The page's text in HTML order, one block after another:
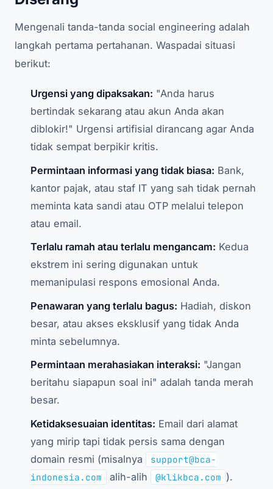
Mengenali tanda-tanda social engineering adalah
langkah pertama pertahanan. Waspadai situasi
berikut:
Urgensi yang dipaksakan: "Anda harus
bertindak sekarang atau akun Anda akan
diblokir!" Urgensi artifisial dirancang agar Anda
tidak sempat berpikir kritis.
Permintaan informasi yang tidak biasa: Bank,
kantor pajak, atau staf IT yang sah tidak pernah
meminta kata sandi atau OTP melalui telepon
atau email.
Terlalu ramah atau terlalu mengancam: Kedua
ekstrem ini sering digunakan untuk
memanipulasi respons emosional Anda.
Penawaran yang terlalu bagus: Hadiah, diskon
besar, atau akses eksklusif yang tidak Anda
minta sebelumnya.
Permintaan merahasiakan interaksi: "Jangan
beritahu siapapun soal ini" adalah tanda merah
besar.
Ketidaksesuaian identitas: Email dari alamat
yang mirip tapi tidak persis sama dengan
domain resmi (misalnya
support@bca-
indonesia.com
alih-alih @klikbca.com ).